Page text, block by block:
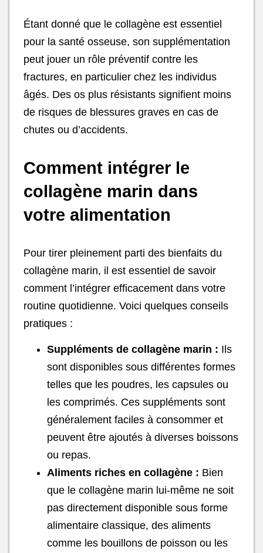
Étant donné que le collagène est essentiel
pour la santé osseuse, son supplémentation
peut jouer un rôle préventif contre les
fractures, en particulier chez les individus
âgés. Des os plus résistants signifient moins
de risques de blessures graves en cas de
chutes ou d’accidents.
Comment intégrer le
collagène marin dans
votre alimentation
Pour tirer pleinement parti des bienfaits du
collagène marin, il est essentiel de savoir
comment l’intégrer efficacement dans votre
routine quotidienne. Voici quelques conseils
pratiques :
Suppléments de collagène marin : Ils
sont disponibles sous différentes formes
telles que les poudres, les capsules ou
les comprimés. Ces suppléments sont
généralement faciles à consommer et
peuvent être ajoutés à diverses boissons
ou repas.
Aliments riches en collagène : Bien
que le collagène marin lui-même ne soit
pas directement disponible sous forme
alimentaire classique, des aliments
comme les bouillons de poisson ou les